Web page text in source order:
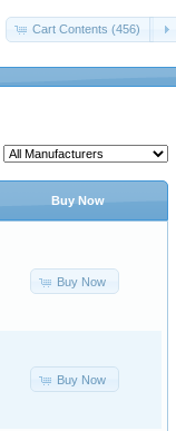
Cart Contents (456)
Buy Now
Buy Now
Buy Now